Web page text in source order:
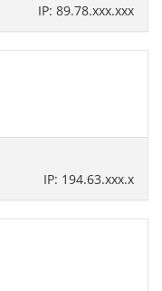
IP: 89.78.xxx.xxx
IP: 194.63.xxx.x